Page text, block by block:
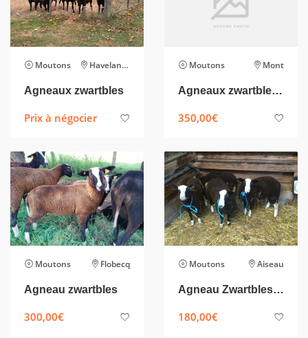
Moutons Havelange
Agneaux zwartbles
Prix à négocier
Moutons Mont
Agneaux zwartbles inscrits
350,00€
Moutons Flobecq
Agneau zwartbles
300,00€
Moutons Aiseau
Agneau Zwartbles 2026
180,00€